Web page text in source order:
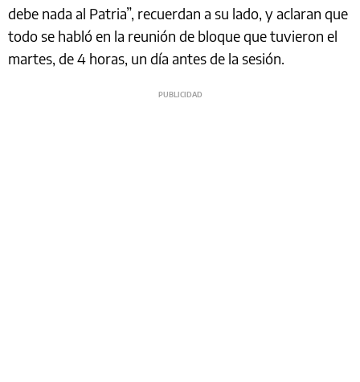
debe nada al Patria”, recuerdan a su lado, y aclaran que
todo se habló en la reunión de bloque que tuvieron el
martes, de 4 horas, un día antes de la sesión.